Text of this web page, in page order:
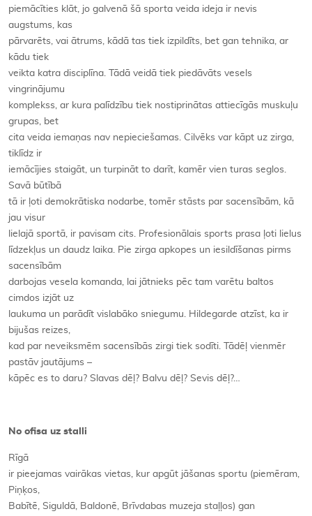
piemācīties klāt, jo galvenā šā sporta veida ideja ir nevis
augstums, kas
pārvarēts, vai ātrums, kādā tas tiek izpildīts, bet gan tehnika, ar
kādu tiek
veikta katra disciplīna. Tādā veidā tiek piedāvāts vesels
vingrinājumu
komplekss, ar kura palīdzību tiek nostiprinātas attiecīgās muskuļu
grupas, bet
cita veida iemaņas nav nepieciešamas. Cilvēks var kāpt uz zirga,
tiklīdz ir
iemācījies staigāt, un turpināt to darīt, kamēr vien turas seglos.
Savā būtībā
tā ir ļoti demokrātiska nodarbe, tomēr stāsts par sacensībām, kā
jau visur
lielajā sportā, ir pavisam cits. Profesionālais sports prasa ļoti lielus
līdzekļus un daudz laika. Pie zirga apkopes un iesildīšanas pirms
sacensībām
darbojas vesela komanda, lai jātnieks pēc tam varētu baltos
cimdos izjāt uz
laukuma un parādīt vislabāko sniegumu. Hildegarde atzīst, ka ir
bijušas reizes,
kad par neveiksmēm sacensībās zirgi tiek sodīti. Tādēļ vienmēr
pastāv jautājums –
kāpēc es to daru? Slavas dēļ? Balvu dēļ? Sevis dēļ?…
No ofisa uz stalli
Rīgā
ir pieejamas vairākas vietas, kur apgūt jāšanas sportu (piemēram,
Piņķos,
Babītē, Siguldā, Baldonē, Brīvdabas muzeja staļļos) gan